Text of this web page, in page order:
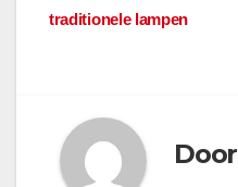
traditionele lampen
Door